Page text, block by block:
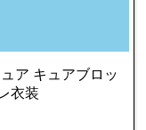
ア キュアブロッ
衣装